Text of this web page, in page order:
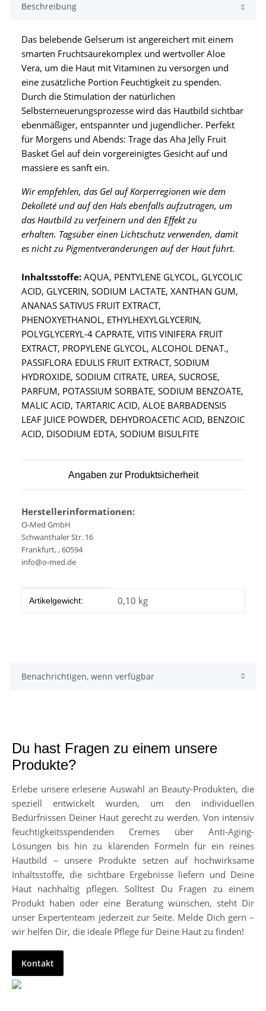
Beschreibung
Das belebende Gelserum ist angereichert mit einem
smarten Fruchtsäurekomplex und wertvoller Aloe
Vera, um die Haut mit Vitaminen zu versorgen und
eine zusätzliche Portion Feuchtigkeit zu spenden.
Durch die Stimulation der natürlichen
Selbsterneuerungsprozesse wird das Hautbild sichtbar
ebenmäßiger, entspannter und jugendlicher. Perfekt
für Morgens und Abends: Trage das Aha Jelly Fruit
Basket Gel auf dein vorgereinigtes Gesicht auf und
massiere es sanft ein.
Wir empfehlen, das Gel auf Körperregionen wie dem
Dekolleté und auf den Hals ebenfalls aufzutragen, um
das Hautbild zu verfeinern und den Effekt zu
erhalten. Tagsüber einen Lichtschutz verwenden, damit
es nicht zu Pigmentveränderungen auf der Haut führt.
Inhaltsstoffe: AQUA, PENTYLENE GLYCOL, GLYCOLIC
ACID, GLYCERIN, SODIUM LACTATE, XANTHAN GUM,
ANANAS SATIVUS FRUIT EXTRACT,
PHENOXYETHANOL, ETHYLHEXYLGLYCERIN,
POLYGLYCERYL-4 CAPRATE, VITIS VINIFERA FRUIT
EXTRACT, PROPYLENE GLYCOL, ALCOHOL DENAT.,
PASSIFLORA EDULIS FRUIT EXTRACT, SODIUM
HYDROXIDE, SODIUM CITRATE, UREA, SUCROSE,
PARFUM, POTASSIUM SORBATE, SODIUM BENZOATE,
MALIC ACID, TARTARIC ACID, ALOE BARBADENSIS
LEAF JUICE POWDER, DEHYDROACETIC ACID, BENZOIC
ACID, DISODIUM EDTA, SODIUM BISULFITE
Angaben zur Produktsicherheit
Herstellerinformationen:
O-Med GmbH
Schwanthaler Str. 16
Frankfurt, , 60594
info@o-med.de
Produkteigenschaft
Wert
Artikelgewicht: 0,10 kg
Benachrichtigen, wenn verfügbar
Du hast Fragen zu einem unsere
Produkte?
Erlebe unsere erlesene Auswahl an Beauty-Produkten, die
speziell entwickelt wurden, um den individuellen
Bedürfnissen Deiner Haut gerecht zu werden. Von intensiv
feuchtigkeitsspendenden Cremes über Anti-Aging-
Lösungen bis hin zu klärenden Formeln für ein reines
Hautbild – unsere Produkte setzen auf hochwirksame
Inhaltsstoffe, die sichtbare Ergebnisse liefern und Deine
Haut nachhaltig pflegen. Solltest Du Fragen zu einem
Produkt haben oder eine Beratung wünschen, steht Dir
unser Expertenteam jederzeit zur Seite. Melde Dich gern –
wir helfen Dir, die ideale Pflege für Deine Haut zu finden!
Kontakt